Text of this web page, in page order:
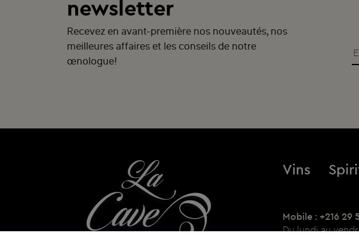
newsletter
Recevez en avant-première nos nouveautés, nos
meilleures affaires et les conseils de notre
œnologue!
Vins
Mobile : +216 29
Du lundi au